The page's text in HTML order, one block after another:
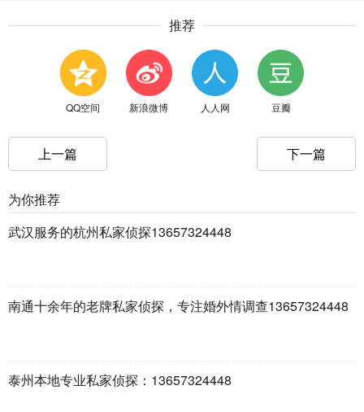
推荐
QQ空间 新浪微博 人人网 豆瓣
上一篇 下一篇
为你推荐
武汉服务的杭州私家侦探13657324448
南通十余年的老牌私家侦探，专注婚外情调查13657324448
泰州本地专业私家侦探：13657324448